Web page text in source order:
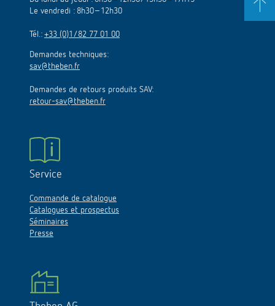
Le vendredi : 8h30–12h30
Tél.: +33 (0)1/82 77 01 00
Demandes techniques:
sav@theben.fr
Demandes de retours produits SAV:
retour-sav@theben.fr
Service
Commande de catalogue
Catalogues et prospectus
Séminaires
Presse